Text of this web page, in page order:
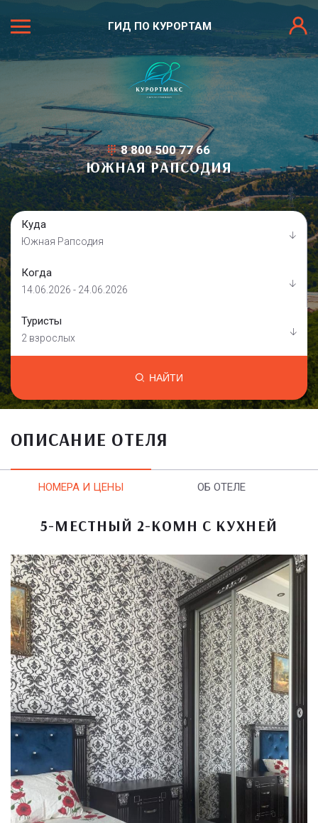
ГИД ПО КУРОРТАМ
8 800 500 77 66
ЮЖНАЯ РАПСОДИЯ
Куда
Южная Рапсодия
Когда
14.06.2026 - 24.06.2026
Туристы
2 взрослых
НАЙТИ
ОПИСАНИЕ ОТЕЛЯ
НОМЕРА И ЦЕНЫ ОБ ОТЕЛЕ
5-МЕСТНЫЙ 2-КОМН С КУХНЕЙ